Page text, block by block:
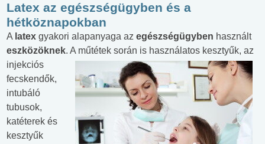
Latex az egészségügyben és a
hétköznapokban
A latex gyakori alapanyaga az egészségügyben használt
eszközöknek. A műtétek során is használatos kesztyűk, az
injekciós
fecskendők,
intubáló
tubusok,
katéterek és
kesztyűk